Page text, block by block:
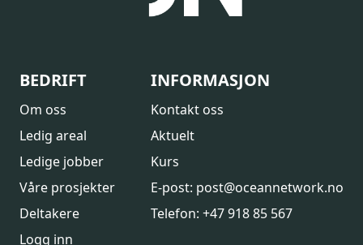
BEDRIFT
Om oss
Ledig areal
Ledige jobber
Våre prosjekter
Deltakere
Logg inn
INFORMASJON
Kontakt oss
Aktuelt
Kurs
E-post: post@oceannetwork.no
Telefon: +47 918 85 567